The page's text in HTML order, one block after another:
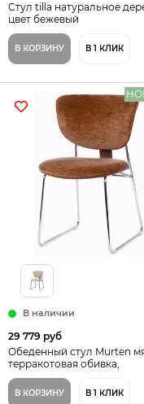
Стул tilla натуральное
цвет бежевый
В КОРЗИНУ В 1 КЛИК
В наличии
29 779 руб
Обеденный стул Murten
терракотовая обивка,
металлический каркас
В КОРЗИНУ В 1 КЛИК